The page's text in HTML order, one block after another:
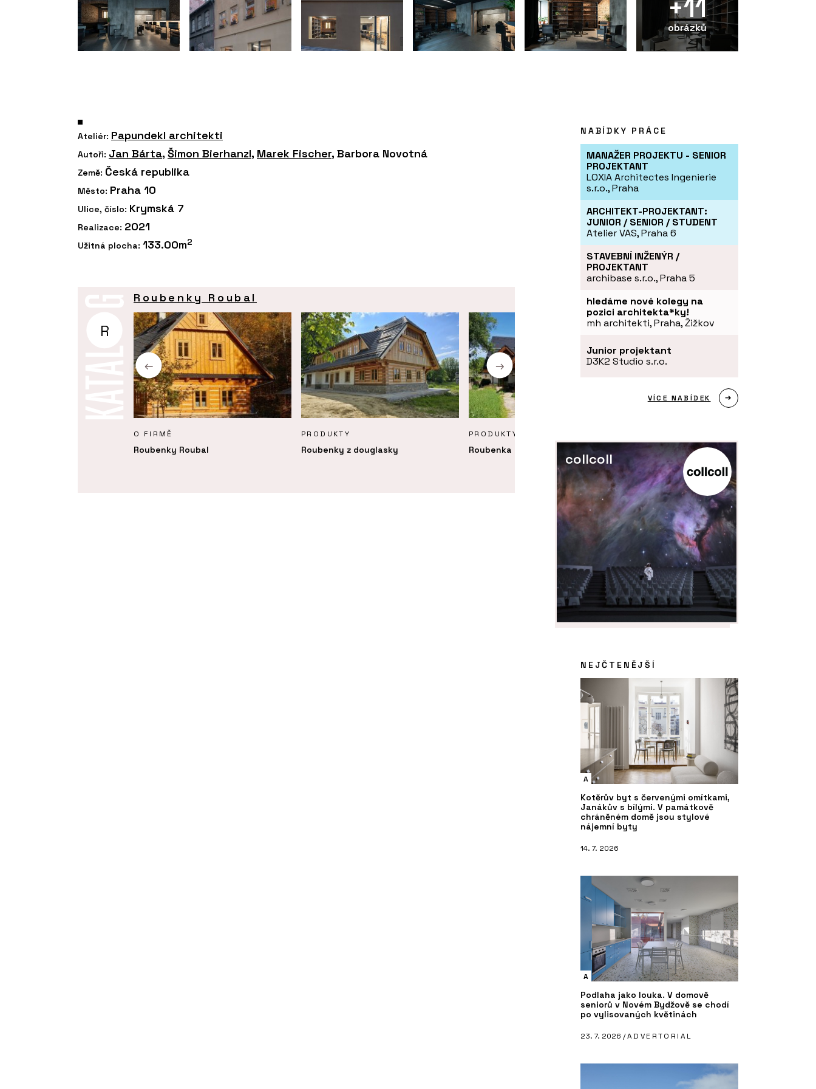
+11
obrázků
Ateliér: Papundekl architekti
Autoři: Jan Bárta, Šimon Bierhanzl, Marek Fischer, Barbora Novotná
Země: Česká republika
Město: Praha 10
Ulice, číslo: Krymská 7
Realizace: 2021
Užitná plocha: 133.00m2
R
Roubenky Roubal
O FIRMĚ
Roubenky Roubal
PRODUKTY
Roubenky z douglasky
PRODUKTY
Roubenka Klasika s moderními prvky
Dovolená v Krkonoších v roubence u
kachlových kamen. Chalupa má
vlastní vinný sklípek a v okolí šumí
potok a lesy
NABÍDKY PRÁCE
MANAŽER PROJEKTU - SENIOR
PROJEKTANT
LOXIA Architectes Ingenierie
s.r.o., Praha
ARCHITEKT-PROJEKTANT:
JUNIOR / SENIOR / STUDENT
Atelier VAS, Praha 6
STAVEBNÍ INŽENÝR /
PROJEKTANT
archibase s.r.o., Praha 5
hledáme nové kolegy na
pozici architekta*ky!
mh architekti, Praha, Žižkov
Junior projektant
D3K2 Studio s.r.o.
VÍCE NABÍDEK
collcoll
NEJČTENĚJŠÍ
A
Kotěrův byt s červenými omítkami,
Janákův s bílými. V památkově
chráněném domě jsou stylové
nájemní byty
14. 7. 2026
A
Podlaha jako louka. V domově
seniorů v Novém Bydžově se chodí
po vylisovaných květinách
23. 7. 2026 /ADVERTORIAL